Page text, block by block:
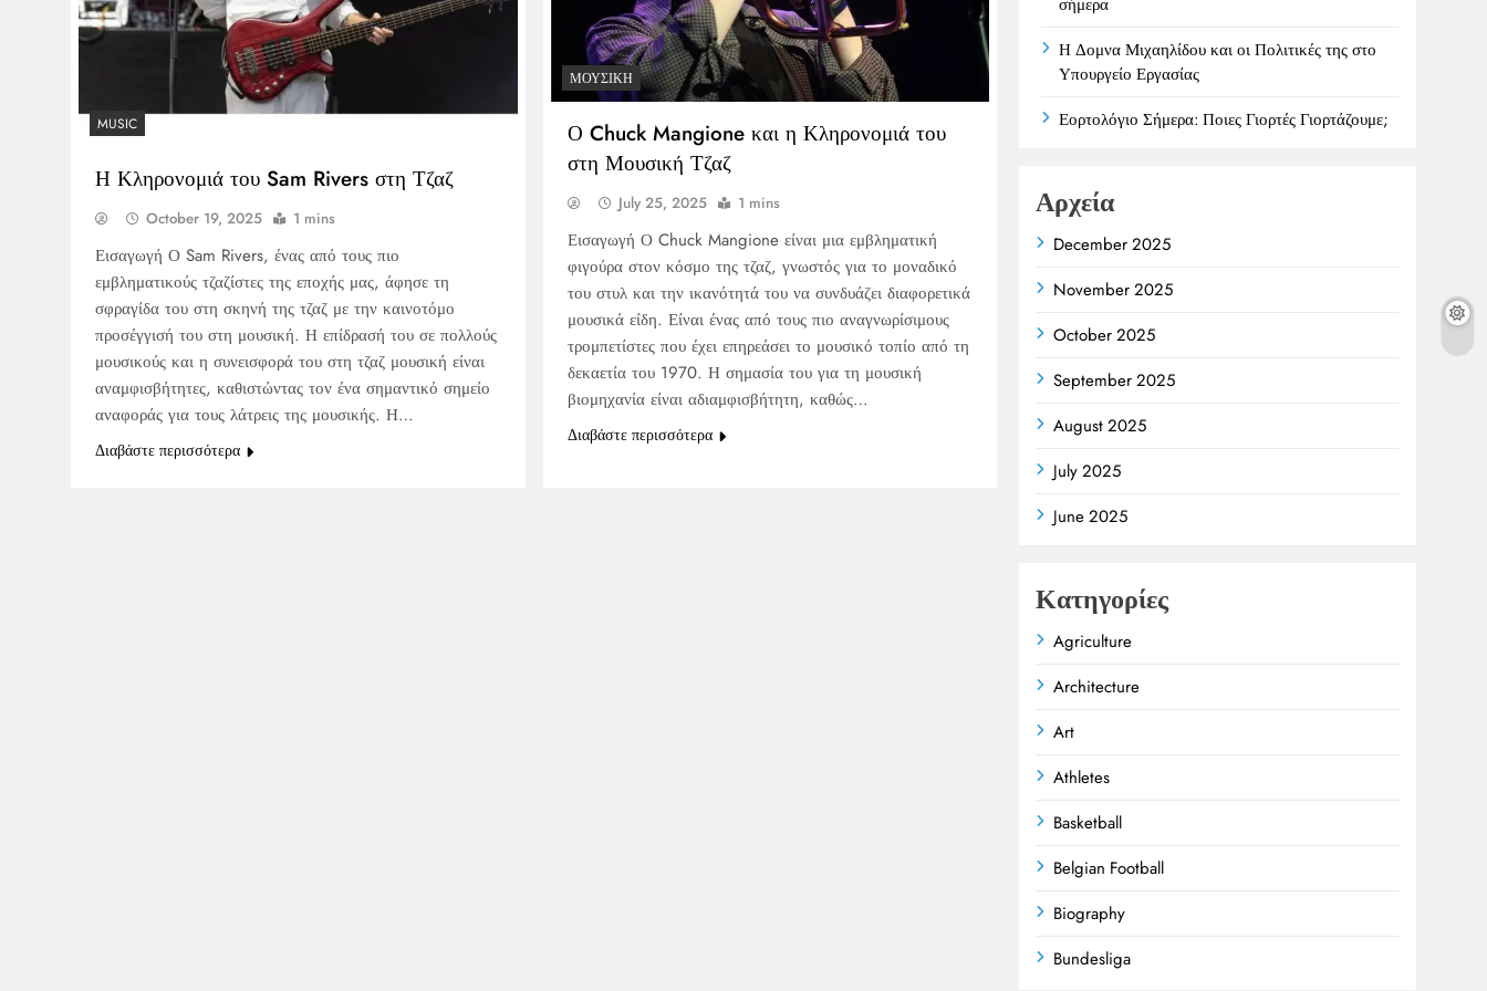
MUSIC
Η Κληρονομιά του Sam Rivers στη Τζαζ
October 19, 2025 1 mins
Εισαγωγή Ο Sam Rivers, ένας από τους πιο
εμβληματικούς τζαζίστες της εποχής μας, άφησε τη
σφραγίδα του στη σκηνή της τζαζ με την καινοτόμο
προσέγγισή του στη μουσική. Η επίδρασή του σε πολλούς
μουσικούς και η συνεισφορά του στη τζαζ μουσική είναι
αναμφισβήτητες, καθιστώντας τον ένα σημαντικό σημείο
αναφοράς για τους λάτρεις της μουσικής. Η…
Διαβάστε περισσότερα
ΜΟΥΣΙΚΉ
Ο Chuck Mangione και η Κληρονομιά του
στη Μουσική Τζαζ
July 25, 2025 1 mins
Εισαγωγή Ο Chuck Mangione είναι μια εμβληματική
φιγούρα στον κόσμο της τζαζ, γνωστός για το μοναδικό
του στυλ και την ικανότητά του να συνδυάζει διαφορετικά
μουσικά είδη. Είναι ένας από τους πιο αναγνωρίσιμους
τρομπετίστες που έχει επηρεάσει το μουσικό τοπίο από τη
δεκαετία του 1970. Η σημασία του για τη μουσική
βιομηχανία είναι αδιαμφισβήτητη, καθώς…
Διαβάστε περισσότερα
Η Δομνα Μιχαηλίδου και οι Πολιτικές της στο
Υπουργείο Εργασίας
Εορτολόγιο Σήμερα: Ποιες Γιορτές Γιορτάζουμε;
Αρχεία
December 2025
November 2025
October 2025
September 2025
August 2025
July 2025
June 2025
Κατηγορίες
Agriculture
Architecture
Art
Athletes
Basketball
Belgian Football
Biography
Bundesliga